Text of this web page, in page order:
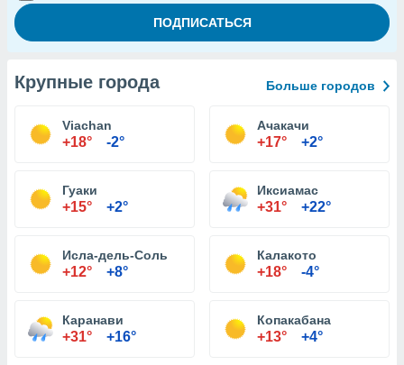
Крупные города Больше городов
Viachan
+18° -2°
Ачакачи
+17° +2°
Гуаки
+15° +2°
Иксиамас
+31° +22°
Исла-дель-Соль
+12° +8°
Калакото
+18° -4°
Каранави
+31° +16°
Копакабана
+13° +4°